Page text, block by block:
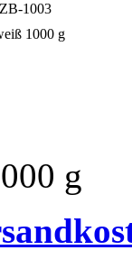
1003
g